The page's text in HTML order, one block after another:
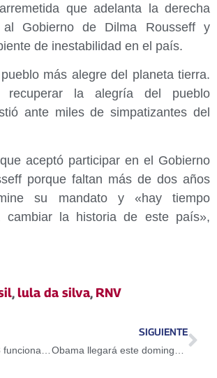
que adelanta la derecha
al Gobierno de Dilma Rousseff y
de inestabilidad en el país.
más alegre del planeta tierra.
recuperar la alegría del pueblo
ante miles de simpatizantes del
aceptó participar en el Gobierno
porque faltan más de dos años
su mandato y «hay tiempo
cambiar la historia de este país»,
,lula da silva, RNV
Desplegados 3.753 funcionarios de seguridad esta semana santa en Sucre
SIGUIENTE
Obama llegará este domingo a La Habana en visita oficial